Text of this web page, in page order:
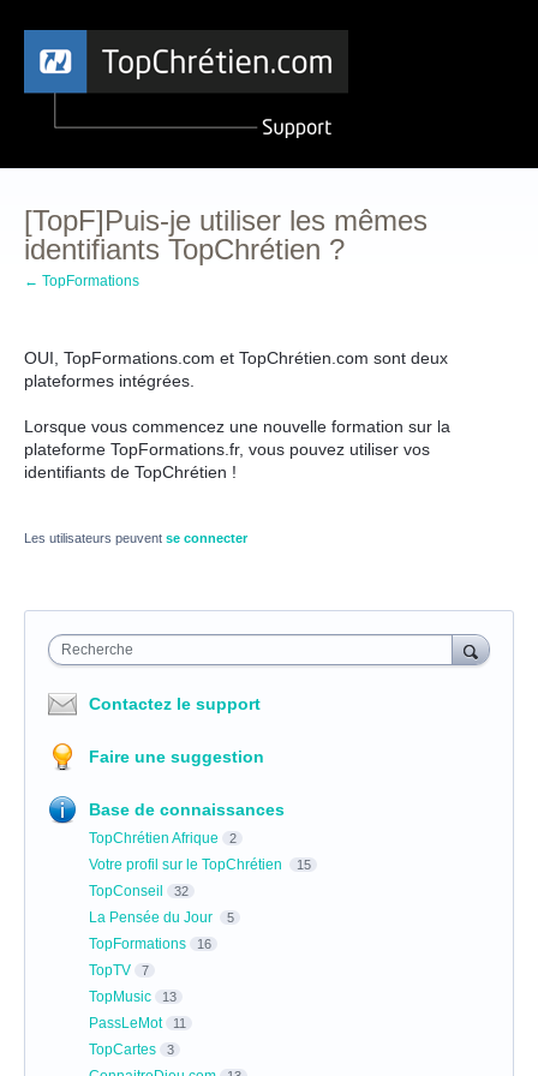
[TopF]Puis-je utiliser les mêmes
identifiants TopChrétien ?
← TopFormations
OUI, TopFormations.com et TopChrétien.com sont deux
plateformes intégrées.
Lorsque vous commencez une nouvelle formation sur la
plateforme TopFormations.fr, vous pouvez utiliser vos
identifiants de TopChrétien !
Les utilisateurs peuvent se connecter
Recherche
Contactez le support
Faire une suggestion
Base de connaissances
TopChrétien Afrique 2
Votre profil sur le TopChrétien 15
TopConseil 32
La Pensée du Jour 5
TopFormations 16
TopTV 7
TopMusic 13
PassLeMot 11
TopCartes 3